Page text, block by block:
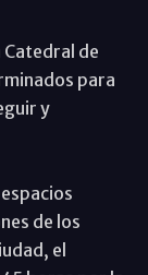
Catedral de
para
y
de los
el